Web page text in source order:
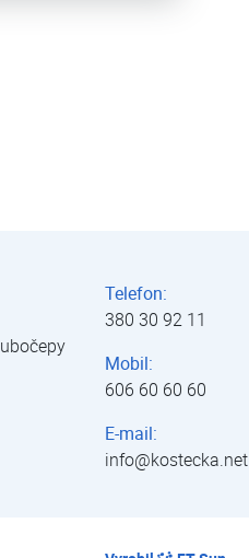
Telefon:
380 30 92 11
Mobil:
606 60 60 60
E-mail:
info@kostecka.net